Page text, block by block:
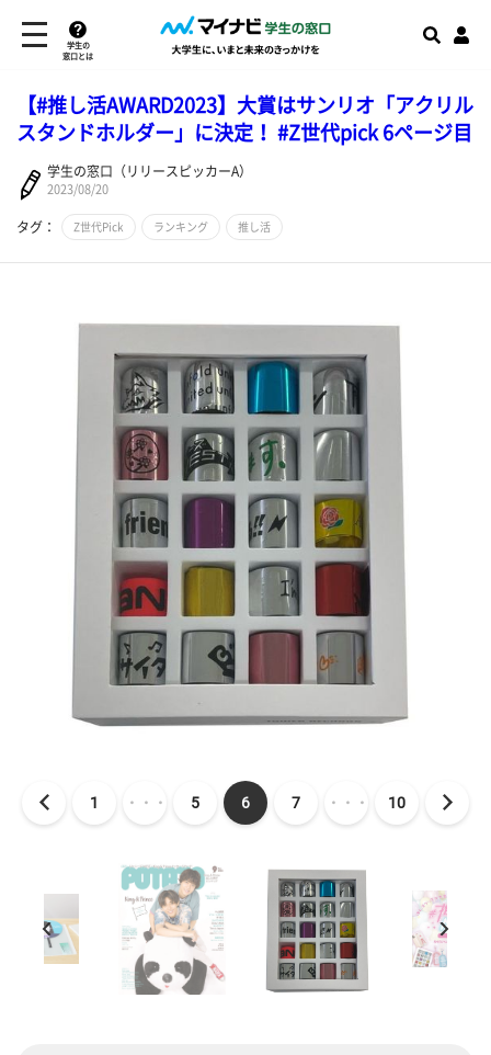
学生の
窓口とは
【#推し活AWARD2023】大賞はサンリオ「アクリル
スタンドホルダー」に決定！ #Z世代pick 6ページ目
学生の窓口（リリースピッカーA）
2023/08/20
タグ： Z世代Pick ランキング 推し活
1 ・・・ 5 6 7 ・・・ 10